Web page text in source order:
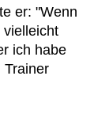
er: "Wenn
vielleicht
ich habe
Trainer